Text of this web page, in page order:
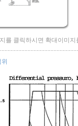
를 클릭하시면 확대이미